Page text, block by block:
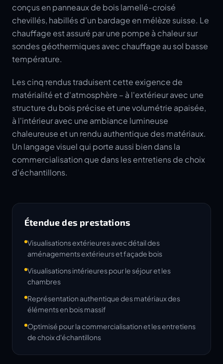
conçus en panneaux de bois lamellé-croisé
chevillés, habillés d'un bardage en mélèze suisse. Le
chauffage est assuré par une pompe à chaleur sur
sondes géothermiques avec chauffage au sol basse
température.
Les cinq rendus traduisent cette exigence de
matérialité et d'atmosphère – à l'extérieur avec une
structure du bois précise et une volumétrie apaisée,
à l'intérieur avec une ambiance lumineuse
chaleureuse et un rendu authentique des matériaux.
Un langage visuel qui porte aussi bien dans la
commercialisation que dans les entretiens de choix
d'échantillons.
Étendue des prestations
Visualisations extérieures avec détail des
aménagements extérieurs et façade bois
Visualisations intérieures pour le séjour et les
chambres
Représentation authentique des matériaux des
éléments en bois massif
Optimisé pour la commercialisation et les entretiens
de choix d'échantillons